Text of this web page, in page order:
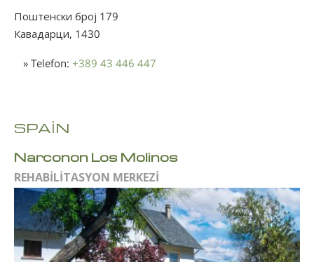
Поштенски број 179
Кавадарци, 1430
» Telefon: +389 43 446 447
SPAİN
Narconon Los Molinos
REHABİLİTASYON MERKEZİ